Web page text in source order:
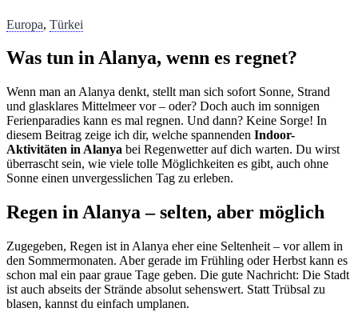
Europa, Türkei
Was tun in Alanya, wenn es regnet?
Wenn man an Alanya denkt, stellt man sich sofort Sonne, Strand
und glasklares Mittelmeer vor – oder? Doch auch im sonnigen
Ferienparadies kann es mal regnen. Und dann? Keine Sorge! In
diesem Beitrag zeige ich dir, welche spannenden Indoor-
Aktivitäten in Alanya bei Regenwetter auf dich warten. Du wirst
überrascht sein, wie viele tolle Möglichkeiten es gibt, auch ohne
Sonne einen unvergesslichen Tag zu erleben.
Regen in Alanya – selten, aber möglich
Zugegeben, Regen ist in Alanya eher eine Seltenheit – vor allem in
den Sommermonaten. Aber gerade im Frühling oder Herbst kann es
schon mal ein paar graue Tage geben. Die gute Nachricht: Die Stadt
ist auch abseits der Strände absolut sehenswert. Statt Trübsal zu
blasen, kannst du einfach umplanen.